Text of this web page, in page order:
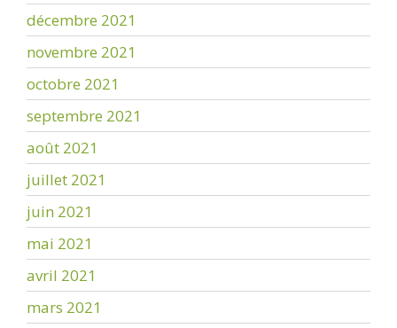
décembre 2021
novembre 2021
octobre 2021
septembre 2021
août 2021
juillet 2021
juin 2021
mai 2021
avril 2021
mars 2021